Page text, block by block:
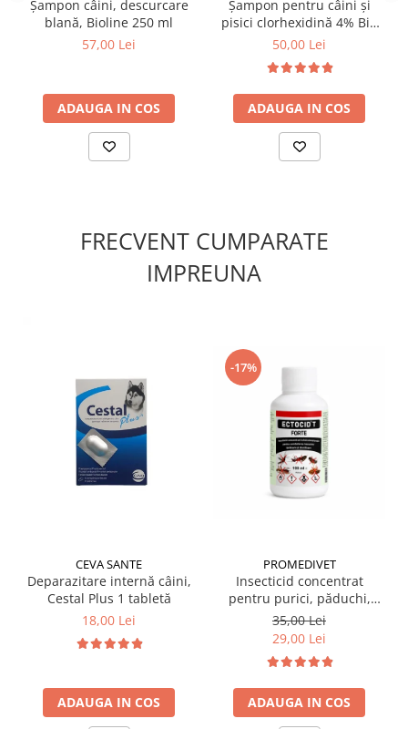
Șampon câini, descurcare
blană, Bioline 250 ml
57,00 Lei
ADAUGA IN COS
Șampon pentru câini și
pisici clorhexidină 4% Bio
Med 300 ml
50,00 Lei
ADAUGA IN COS
FRECVENT CUMPARATE
IMPREUNA
CEVA SANTE
Deparazitare internă câini,
Cestal Plus 1 tabletă
18,00 Lei
ADAUGA IN COS
-17%
PROMEDIVET
Insecticid concentrat
pentru purici, păduchi,
gândaci Ectocid Forte T 100
ml
35,00 Lei
29,00 Lei
ADAUGA IN COS